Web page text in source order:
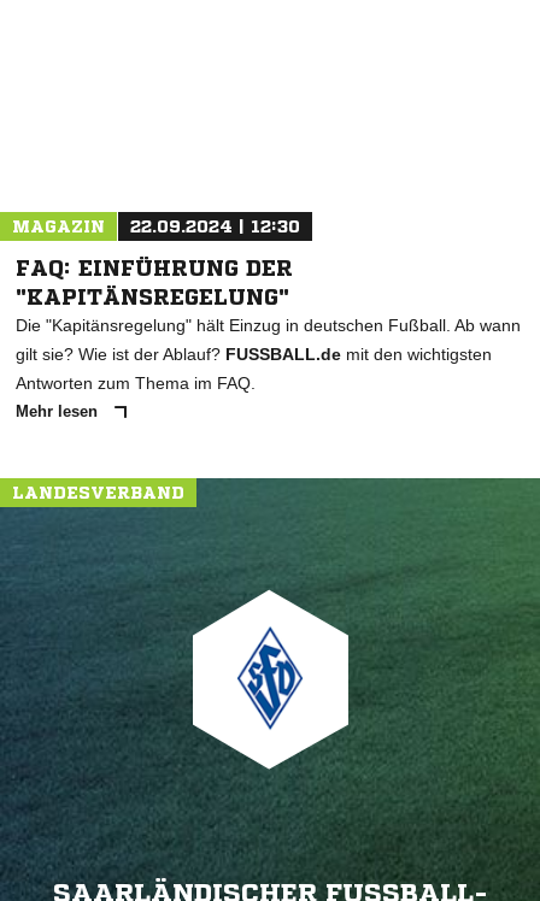
MAGAZIN 22.09.2024 | 12:30
FAQ: EINFÜHRUNG DER
"KAPITÄNSREGELUNG"
Die "Kapitänsregelung" hält Einzug in deutschen Fußball. Ab wann
gilt sie? Wie ist der Ablauf? FUSSBALL.de mit den wichtigsten
Antworten zum Thema im FAQ.
Mehr lesen
LANDESVERBAND
SAARLÄNDISCHER FUSSBALL-V